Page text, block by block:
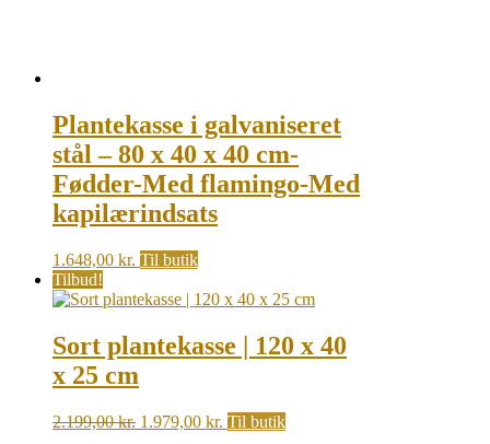
Plantekasse i galvaniseret
stål – 80 x 40 x 40 cm-
Fødder-Med flamingo-Med
kapilærindsats
1.648,00 kr. Til butik
Tilbud!
Sort plantekasse | 120 x 40
x 25 cm
2.199,00kr. Original
1.979,00 kr. Current
Til butik